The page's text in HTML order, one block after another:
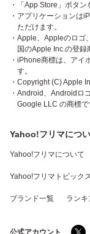
・「App Store」ボタ
・アプリケーションは
ただけます。
・Apple、Appleのロ
国のApple Inc.の登録
・iPhone商標は、アイ
す。
・Copyright (C) Apple
・Android、Androidロ
Google LLC の商標で
Yahoo!フリマにつ
Yahoo!フリマについて
Yahoo!フリマトピック
ブランド一覧 ランキ